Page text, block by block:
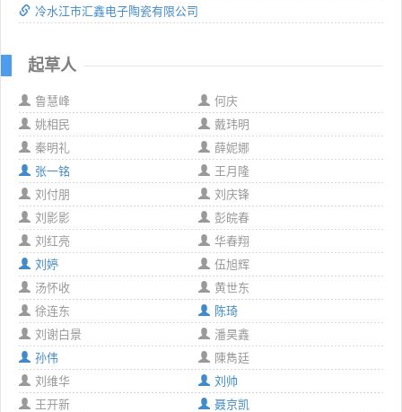
冷水江市汇鑫电子陶瓷有限公司
起草人
鲁慧峰
何庆
姚相民
戴玮明
秦明礼
薛妮娜
张一铭
王月隆
刘付朋
刘庆锋
刘影影
彭皖春
刘红亮
华春翔
刘婷
伍旭辉
汤怀收
黄世东
徐连东
陈琦
刘谢白景
潘昊鑫
孙伟
陳雋廷
刘维华
刘帅
王开新
聂京凯